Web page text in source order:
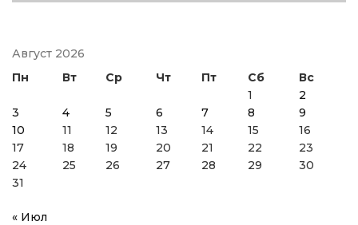
Август 2026
Пн
Вт Ср Чт Пт Сб
Вс
1
2
3
4 5 6 7 8
9
10
11 12 13 14 15
16
17
18 19 20 21 22
23
24
25 26 27 28 29
30
31
« Июл